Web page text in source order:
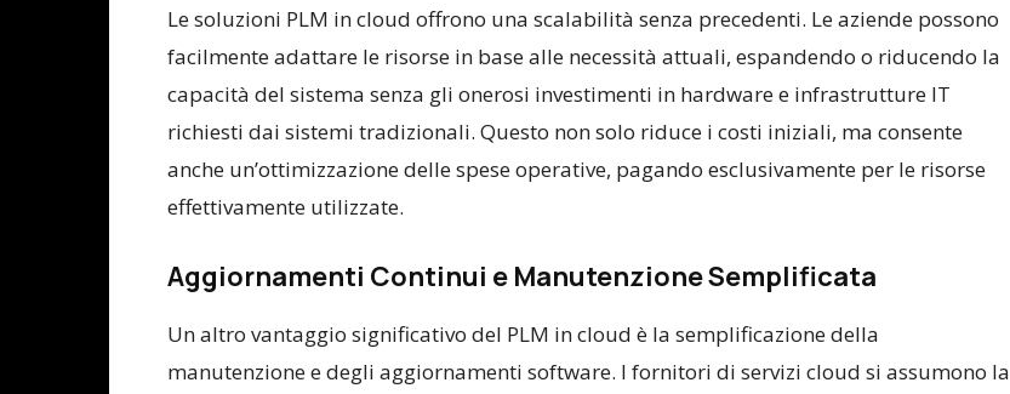
Le soluzioni PLM in cloud offrono una scalabilità senza precedenti. Le aziende possono
facilmente adattare le risorse in base alle necessità attuali, espandendo o riducendo la
capacità del sistema senza gli onerosi investimenti in hardware e infrastrutture IT
richiesti dai sistemi tradizionali. Questo non solo riduce i costi iniziali, ma consente
anche un’ottimizzazione delle spese operative, pagando esclusivamente per le risorse
effettivamente utilizzate.
Aggiornamenti Continui e Manutenzione Semplificata
Un altro vantaggio significativo del PLM in cloud è la semplificazione della
manutenzione e degli aggiornamenti software. I fornitori di servizi cloud si assumono la